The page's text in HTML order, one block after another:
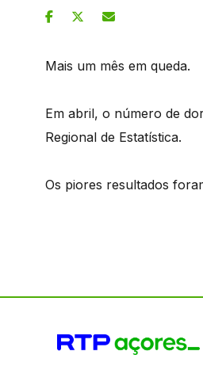
Mais um mês em queda.
Em abril, o número de
Regional de Estatística.
Os piores resultados